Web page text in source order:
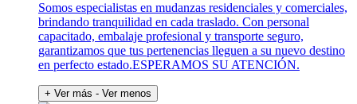
Somos especialistas en mudanzas residenciales y comerciales,
brindando tranquilidad en cada traslado. Con personal
capacitado, embalaje profesional y transporte seguro,
garantizamos que tus pertenencias lleguen a su nuevo destino
en perfecto estado.ESPERAMOS SU ATENCIÓN.
+ Ver más - Ver menos